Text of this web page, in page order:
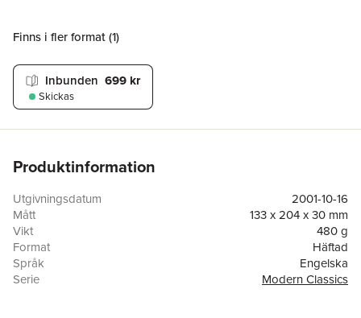
Finns i fler format (1)
Inbunden 699 kr
Skickas
Produktinformation
Utgivningsdatum
2001-10-16
Mått
133 x 204 x 30 mm
Vikt
480 g
Format
Häftad
Språk
Engelska
Serie
Modern Classics